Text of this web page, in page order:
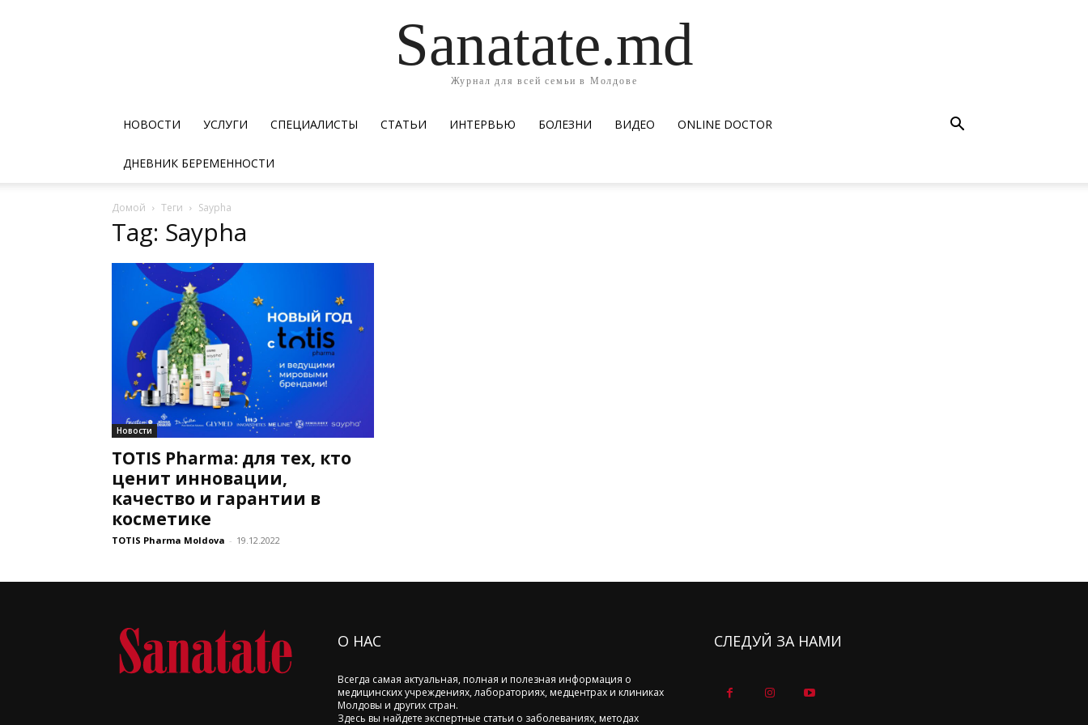
Sanatate.md
Журнал для всей семьи в Молдове
НОВОСТИ УСЛУГИ СПЕЦИАЛИСТЫ СТАТЬИ ИНТЕРВЬЮ БОЛЕЗНИ ВИДЕО ОNLINE DOCTOR
ДНЕВНИК БЕРЕМЕННОСТИ
Домой Теги Saypha
Tag: Saypha
Новости
TOTIS Pharma: для тех, кто
ценит инновации,
качество и гарантии в
косметике
TOTIS Pharma Moldova - 19.12.2022
О НАС
Всегда самая актуальная, полная и полезная информация о
медицинских учреждениях, лабораториях, медцентрах и клиниках
Молдовы и других стран.
Здесь вы найдете экспертные статьи о заболеваниях, методах
СЛЕДУЙ ЗА НАМИ